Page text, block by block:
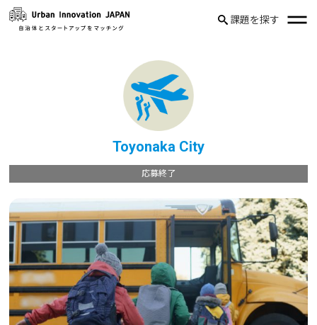
課題を探す
Toyonaka City
応募終了